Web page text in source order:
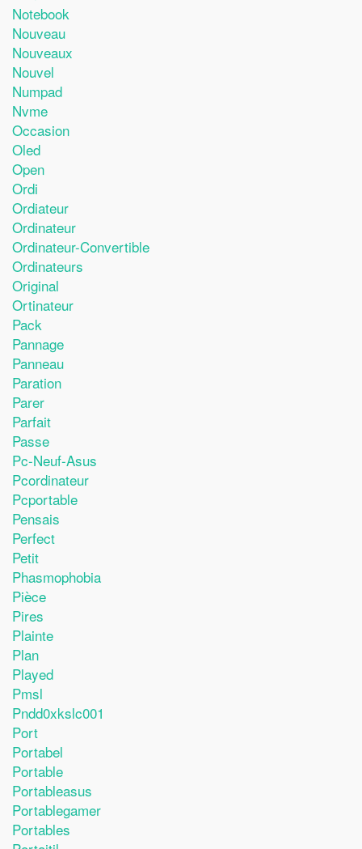
Notebook
Nouveau
Nouveaux
Nouvel
Numpad
Nvme
Occasion
Oled
Open
Ordi
Ordiateur
Ordinateur
Ordinateur-Convertible
Ordinateurs
Original
Ortinateur
Pack
Pannage
Panneau
Paration
Parer
Parfait
Passe
Pc-Neuf-Asus
Pcordinateur
Pcportable
Pensais
Perfect
Petit
Phasmophobia
Pièce
Pires
Plainte
Plan
Played
Pmsl
Pndd0xkslc001
Port
Portabel
Portable
Portableasus
Portablegamer
Portables